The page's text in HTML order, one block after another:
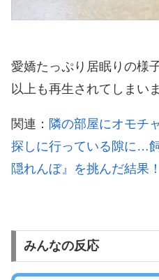
愛嬌たっぷり居眠りの様
以上も再生されてしまい
関連： 隣の部屋にオモチ
探しに行っている隙に…
隠れんぼ』を挑んだ結果
みんなの反応